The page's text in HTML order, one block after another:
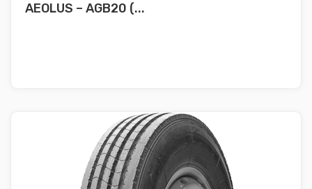
AEOLUS – AGB20 (...